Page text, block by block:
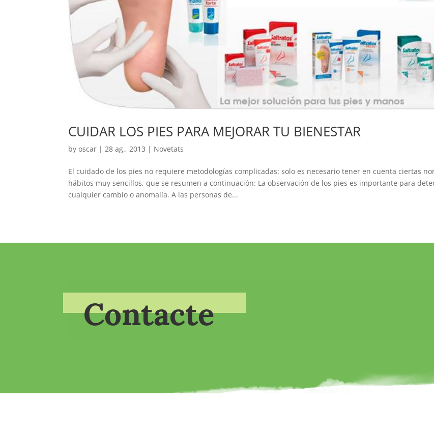
CUIDAR LOS PIES PARA MEJORAR TU BIENESTAR
byoscar | 28 ag., 2013 | Novetats
El cuidado de los pies no requiere metodologías complicadas: solo es necesario tener en cuenta ciertas
hábitos muy sencillos, que se resumen a continuación: La observación de los pies es importante para
cualquier cambio o anomalía. A las personas de...
Contacte